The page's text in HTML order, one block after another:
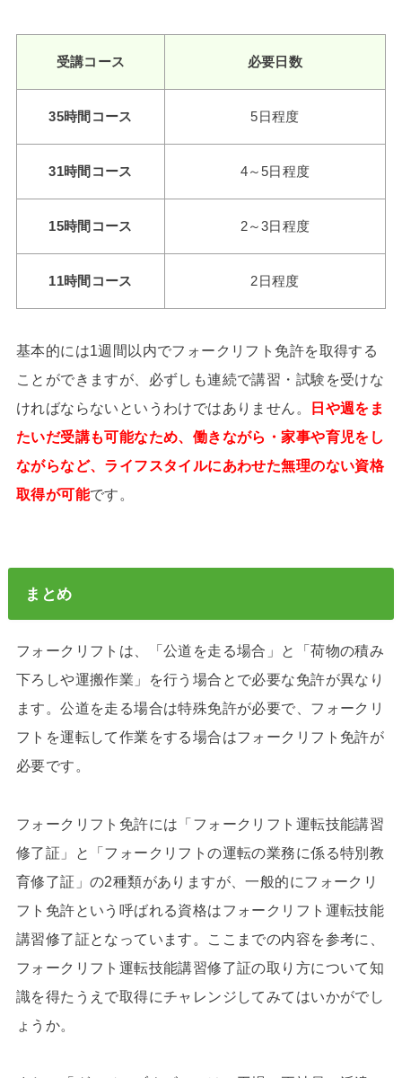
受講コース 必要日数
35時間コース 5日程度
31時間コース 4～5日程度
15時間コース 2～3日程度
11時間コース 2日程度
基本的には1週間以内でフォークリフト免許を取得する
ことができますが、必ずしも連続で講習・試験を受けな
ければならないというわけではありません。
日や週をま
たいだ受講も可能なため、働きながら・家事や育児をし
ながらなど、ライフスタイルにあわせた無理のない資格
取得が可能です。
まとめ
フォークリフトは、「公道を走る場合」と「荷物の積み
下ろしや運搬作業」を行う場合とで必要な免許が異なり
ます。公道を走る場合は特殊免許が必要で、フォークリ
フトを運転して作業をする場合はフォークリフト免許が
必要です。
フォークリフト免許には「フォークリフト運転技能講習
修了証」と「フォークリフトの運転の業務に係る特別教
育修了証」の2種類がありますが、一般的にフォークリ
フト免許という呼ばれる資格はフォークリフト運転技能
講習修了証となっています。ここまでの内容を参考に、
フォークリフト運転技能講習修了証の取り方について知
識を得たうえで取得にチャレンジしてみてはいかがでし
ょうか。